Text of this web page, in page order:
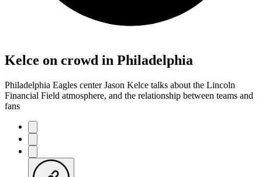
Kelce on crowd in Philadelphia
Philadelphia Eagles center Jason Kelce talks about the Lincoln
Financial Field atmosphere, and the relationship between teams and
fans